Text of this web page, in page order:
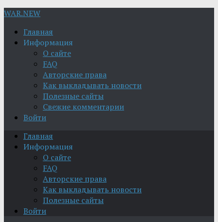
WAR.NEW
Главная
Информация
О сайте
FAQ
Авторские права
Как выкладывать новости
Полезные сайты
Свежие комментарии
Войти
Главная
Информация
О сайте
FAQ
Авторские права
Как выкладывать новости
Полезные сайты
Войти